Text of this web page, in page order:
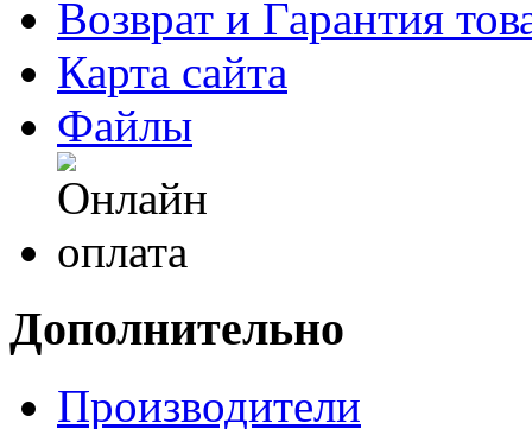
Возврат и Гарантия
Карта сайта
Файлы
Дополнительно
Производители